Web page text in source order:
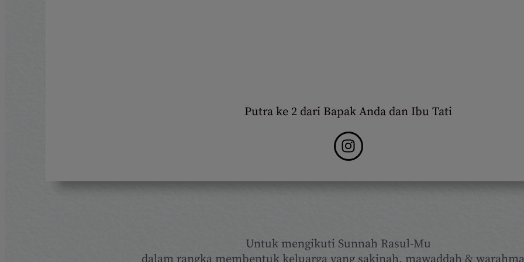
Putra ke 2 dari Bapak Anda dan Ibu Tati
Untuk mengikuti Sunnah Rasul-Mu